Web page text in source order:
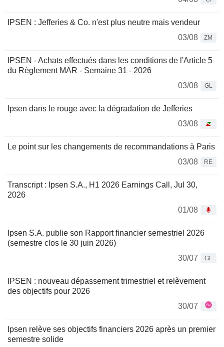
IPSEN : Jefferies & Co. n'est plus neutre mais vendeur
03/08
ZM
IPSEN - Achats effectués dans les conditions de l'Article 5
du Règlement MAR - Semaine 31 - 2026
03/08
GL
Ipsen dans le rouge avec la dégradation de Jefferies
03/08
Le point sur les changements de recommandations à Paris
03/08
RE
Transcript : Ipsen S.A., H1 2026 Earnings Call, Jul 30,
2026
01/08
Ipsen S.A. publie son Rapport financier semestriel 2026
(semestre clos le 30 juin 2026)
30/07
GL
IPSEN : nouveau dépassement trimestriel et relèvement
des objectifs pour 2026
30/07
Ipsen relève ses objectifs financiers 2026 après un premier
semestre solide